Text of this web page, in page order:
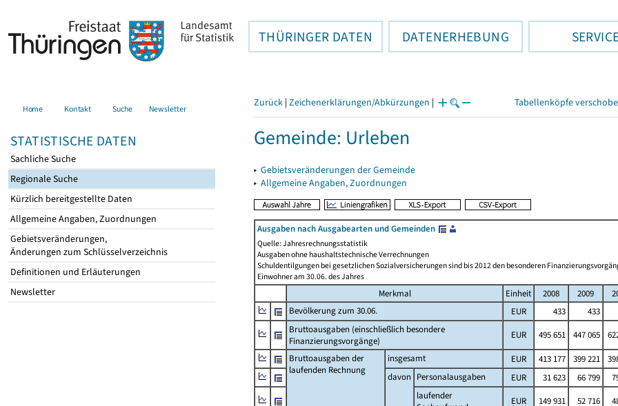
THÜRINGER DATEN DATENERHEBUNG
Home Kontakt Suche Newsletter
STATISTISCHE DATEN
Sachliche Suche
Regionale Suche
Kürzlich bereitgestellte Daten
Allgemeine Angaben, Zuordnungen
Gebietsveränderungen,
Änderungen zum Schlüsselverzeichnis
Definitionen und Erläuterungen
Newsletter
Zurück | Zeichenerklärungen/Abkürzungen | Tabellenköpfe
Gemeinde: Urleben
▸ Gebietsveränderungen der Gemeinde
▸ Allgemeine Angaben, Zuordnungen
Ausgaben nach Ausgabearten und Gemeinden
Quelle: Jahresrechnungsstatistik
Ausgaben ohne haushaltstechnische Verrechnungen
Schuldentilgungen bei gesetzlichen Sozialversicherungen sind bis 2012 den besonderen
Einwohner am 30.06. des Jahres
Merkmal Einheit 2008 2009
Bevölkerung zum 30.06.
EUR 433 433
Bruttoausgaben (einschließlich besondere
Finanzierungsvorgänge)
EUR 495 651 447 065
Bruttoausgaben der
laufenden Rechnung
insgesamt EUR 413 177 399 221
davon Personalausgaben EUR 31 623 66 799
laufender
EUR 149 931 52 716